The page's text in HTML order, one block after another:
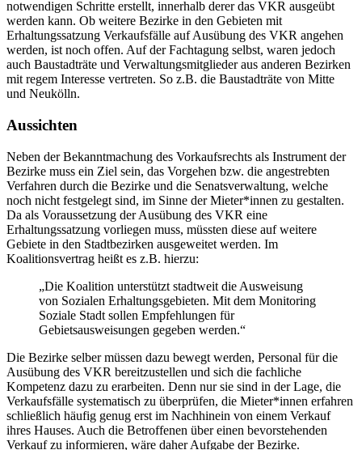
notwendigen Schritte erstellt, innerhalb derer das VKR ausgeübt
werden kann. Ob weitere Bezirke in den Gebieten mit
Erhaltungssatzung Verkaufsfälle auf Ausübung des VKR angehen
werden, ist noch offen. Auf der Fachtagung selbst, waren jedoch
auch Baustadträte und Verwaltungsmitglieder aus anderen Bezirken
mit regem Interesse vertreten. So z.B. die Baustadträte von Mitte
und Neukölln.
Aussichten
Neben der Bekanntmachung des Vorkaufsrechts als Instrument der
Bezirke muss ein Ziel sein, das Vorgehen bzw. die angestrebten
Verfahren durch die Bezirke und die Senatsverwaltung, welche
noch nicht festgelegt sind, im Sinne der Mieter*innen zu gestalten.
Da als Voraussetzung der Ausübung des VKR eine
Erhaltungssatzung vorliegen muss, müssten diese auf weitere
Gebiete in den Stadtbezirken ausgeweitet werden. Im
Koalitionsvertrag heißt es z.B. hierzu:
„Die Koalition unterstützt stadtweit die Ausweisung
von Sozialen Erhaltungsgebieten. Mit dem Monitoring
Soziale Stadt sollen Empfehlungen für
Gebietsausweisungen gegeben werden.“
Die Bezirke selber müssen dazu bewegt werden, Personal für die
Ausübung des VKR bereitzustellen und sich die fachliche
Kompetenz dazu zu erarbeiten. Denn nur sie sind in der Lage, die
Verkaufsfälle systematisch zu überprüfen, die Mieter*innen erfahren
schließlich häufig genug erst im Nachhinein von einem Verkauf
ihres Hauses. Auch die Betroffenen über einen bevorstehenden
Verkauf zu informieren, wäre daher Aufgabe der Bezirke.